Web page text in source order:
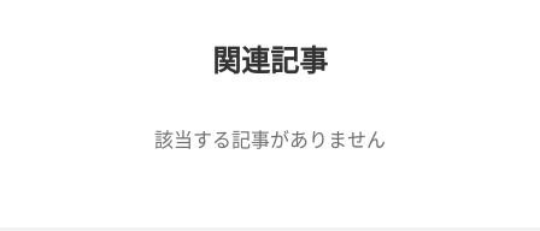
関連記事
該当する記事がありません